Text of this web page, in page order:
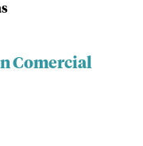
Comercial